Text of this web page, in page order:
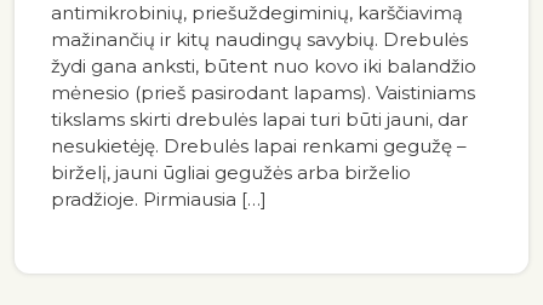
antimikrobinių, priešuždegiminių, karščiavimą
mažinančių ir kitų naudingų savybių. Drebulės
žydi gana anksti, būtent nuo kovo iki balandžio
mėnesio (prieš pasirodant lapams). Vaistiniams
tikslams skirti drebulės lapai turi būti jauni, dar
nesukietėję. Drebulės lapai renkami gegužę –
birželį, jauni ūgliai gegužės arba birželio
pradžioje. Pirmiausia […]